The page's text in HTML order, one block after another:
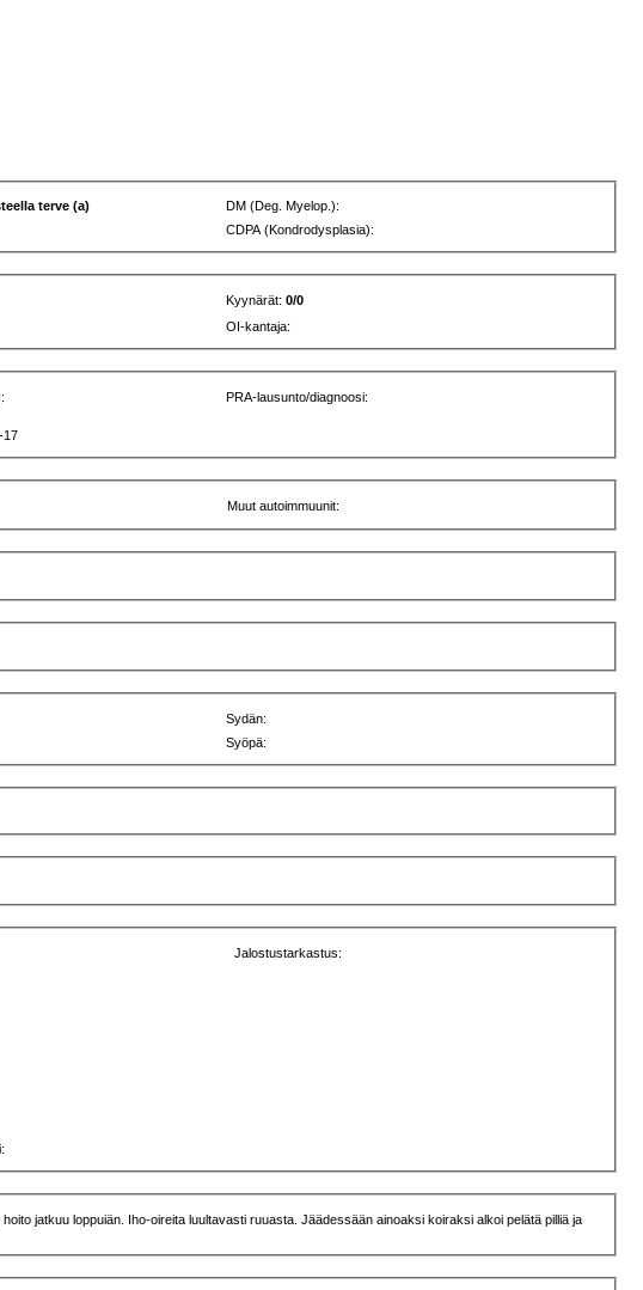
terve (a)
DM (Deg. Myelop.):
CDPA (Kondrodysplasia):
Kyynärät:0/0
OI-kantaja:
PRA-lausunto/diagnoosi:
17
Muut autoimmuunit:
Sydän:
Syöpä:
Jalostustarkastus:
jatkuu loppuiän. Iho-oireita luultavasti ruuasta. Jäädessään ainoaksi koiraksi alkoi pelätä pilliä ja